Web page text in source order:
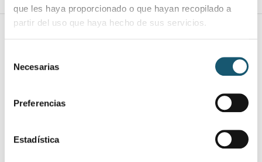
que les haya proporcionado o que hayan recopilado a
partir del uso que haya hecho de sus servicios.
Necesarias
Preferencias
Estadística
Informática:
curso de ofimática